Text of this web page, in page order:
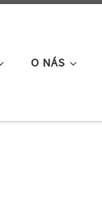
O NÁS